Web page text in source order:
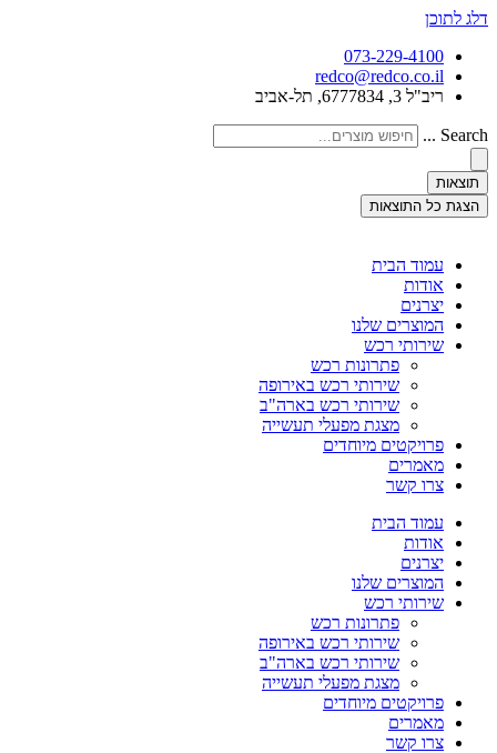
דלג לתוכן
073-229-4100
redco@redco.co.il
ריב"ל 3, 6777834, תל-אביב
Search ...
תוצאות
הצגת כל התוצאות
עמוד הבית
אודות
יצרנים
המוצרים שלנו
שירותי רכש
פתרונות רכש
שירותי רכש באירופה
שירותי רכש בארה"ב
מצגת מפעלי תעשייה
פרויקטים מיוחדים
מאמרים
צרו קשר
עמוד הבית
אודות
יצרנים
המוצרים שלנו
שירותי רכש
פתרונות רכש
שירותי רכש באירופה
שירותי רכש בארה"ב
מצגת מפעלי תעשייה
פרויקטים מיוחדים
מאמרים
צרו קשר